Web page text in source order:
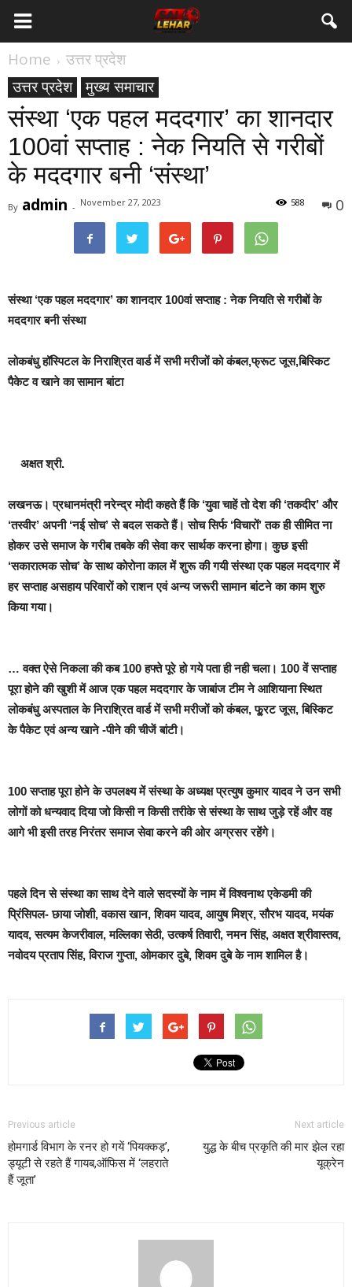
Home
उत्तर प्रदेश
उत्तर प्रदेश
मुख्य समाचार
संस्था ‘एक पहल मददगार’ का शानदार
100वां सप्ताह : नेक नियति से गरीबों
के मददगार बनी ‘संस्था’
By admin - November 27, 2023 0
588
संस्था ‘एक पहल मददगार’ का शानदार 100वां सप्ताह : नेक नियति से गरीबों के
मददगार बनी संस्था
लोकबंधु हॉस्पिटल के निराश्रित वार्ड में सभी मरीजों को कंबल,फ्रूट जूस,बिस्किट
पैकेट व खाने का सामान बांटा
अक्षत श्री.
लखनऊ।प्रधानमंत्री नरेन्द्र मोदी कहते हैैं कि ‘युवा चाहें तो देश की ‘तकदीर’ और
‘तस्वीर’ अपनी ‘नई सोच’ से बदल सकते हैं। सोच सिर्फ ‘विचारों’ तक ही सीमित ना
होकर उसे समाज के गरीब तबके की सेवा कर सार्थक करना होगा। कुछ इसी
‘सकारात्मक सोच’ के साथ कोरोना काल में शुरू की गयी संस्था एक पहल मददगार में
हर सप्ताह असहाय परिवारों को राशन एवं अन्य जरूरी सामान बांटने का काम शुरु
किया गया।
… वक्त ऐसे निकला की कब 100 हफ्ते पूरे हो गये पता ही नही चला। 100 वें सप्ताह
पूरा होने की खुशी में आज एक पहल मददगार के जाबांज टीम ने आशियाना स्थित
लोकबंधु अस्पताल के निराश्रित वार्ड में सभी मरीजों को कंबल, फू्रट जूस, बिस्किट
के पैकेट एवं अन्य खाने -पीने की चीजें बांटी।
100 सप्ताह पूरा होने के उपलक्ष्य में संस्था के अध्यक्ष प्रत्युष कुमार यादव ने उन सभी
लोगों को धन्यवाद दिया जो किसी न किसी तरीके से संस्था के साथ जुड़े रहें और वह
आगे भी इसी तरह निरंतर समाज सेवा करने की ओर अग्रसर रहेंगे।
पहले दिन से संस्था का साथ देने वाले सदस्यों के नाम में विश्वनाथ एकेडमी की
प्रिंसिपल- छाया जोशी, वकास खान, शिवम यादव, आयुष मिश्र, सौरभ यादव, मयंक
यादव, सत्यम केजरीवाल, मल्लिका सेठी, उत्कर्ष तिवारी,नमन सिंह, अक्षत श्रीवास्तव,
नवोदय प्रताप सिंह, विराज गुप्ता, ओमकार दुबे, शिवम दुबे के नाम शामिल है।
Previous article
होमगार्ड विभाग के रनर हो गयें ‘पियक्कड़’,
ड्यूटी से रहते हैं गायब,ऑफिस में ‘लहराते
हैं जूता’
Next article
युद्ध के बीच प्रकृति की मार झेल रहा
यूक्रेन